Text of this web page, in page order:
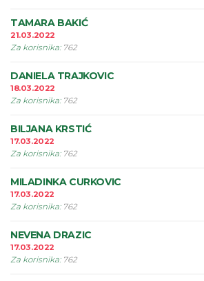
TAMARA BAKIĆ
21.03.2022
Za korisnika: 762
DANIELA TRAJKOVIC
18.03.2022
Za korisnika: 762
BILJANA KRSTIĆ
17.03.2022
Za korisnika: 762
MILADINKA CURKOVIC
17.03.2022
Za korisnika: 762
NEVENA DRAZIC
17.03.2022
Za korisnika: 762